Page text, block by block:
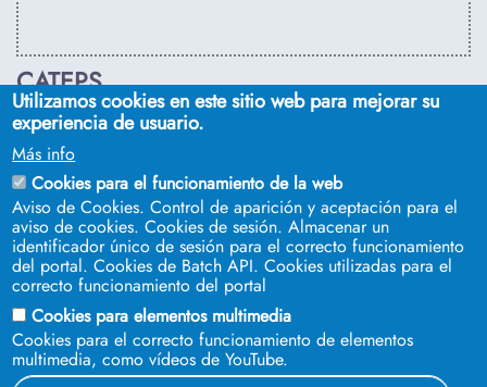
CATEPS
C/ Euclides, s/n. Sevilla 41092. Tel.: 955 42 03 53
secdireps@us.es
SÍGUENOS EN
Utilizamos cookies en este sitio web para mejorar su
experiencia de usuario.
Más info
Cookies para el funcionamiento de la web
Aviso de Cookies. Control de aparición y aceptación para el
aviso de cookies. Cookies de sesión. Almacenar un
identificador único de sesión para el correcto funcionamiento
del portal. Cookies de Batch API. Cookies utilizadas para el
correcto funcionamiento del portal
Cookies para elementos multimedia
Cookies para el correcto funcionamiento de elementos
multimedia, como vídeos de YouTube.